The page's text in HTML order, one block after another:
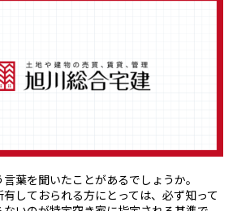
葉を聞いたことがあるでしょうか。
しておられる方にとっては、必ず知って